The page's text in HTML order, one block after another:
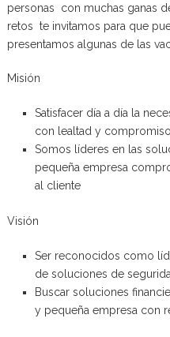
personas con muchas ganas
retos te invitamos para que
presentamos algunas de las
Misión
Satisfacer día a día la
con lealtad y
Somos líderes en las
pequeña empresa
al cliente
Visión
Ser reconocidos como
de soluciones de
Buscar soluciones
y pequeña empresa con